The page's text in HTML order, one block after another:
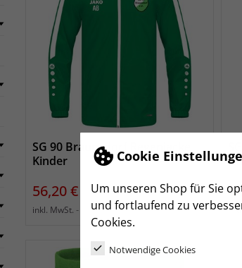
Cookie
Um unseren Shop für Sie
und fortlaufend zu
Cookies.
Notwendige Cookies
SG 90 Braunsdorf Regenjacke
Kinder
Preis
56,20 €
inkl. MwSt. zzgl. Versand